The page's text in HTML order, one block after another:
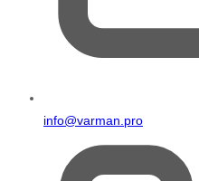
info@varman.pro